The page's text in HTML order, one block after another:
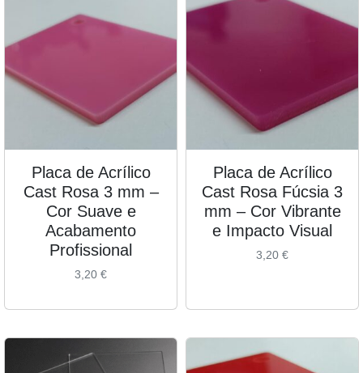
Placa de Acrílico
Cast Rosa 3 mm –
Cor Suave e
Acabamento
Profissional
3,20 €
Placa de Acrílico
Cast Rosa Fúcsia 3
mm – Cor Vibrante
e Impacto Visual
3,20 €